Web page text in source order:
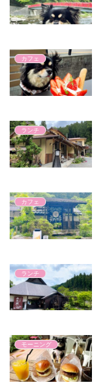
カフェ
ランチ
カフェ
ランチ
モーニング